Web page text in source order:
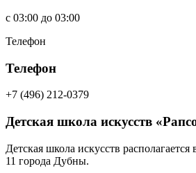
c 03:00 до 03:00
Телефон
Телефон
+7 (496) 212-0379
Детская школа искусств
Детская школа искусств
11 города Дубны.